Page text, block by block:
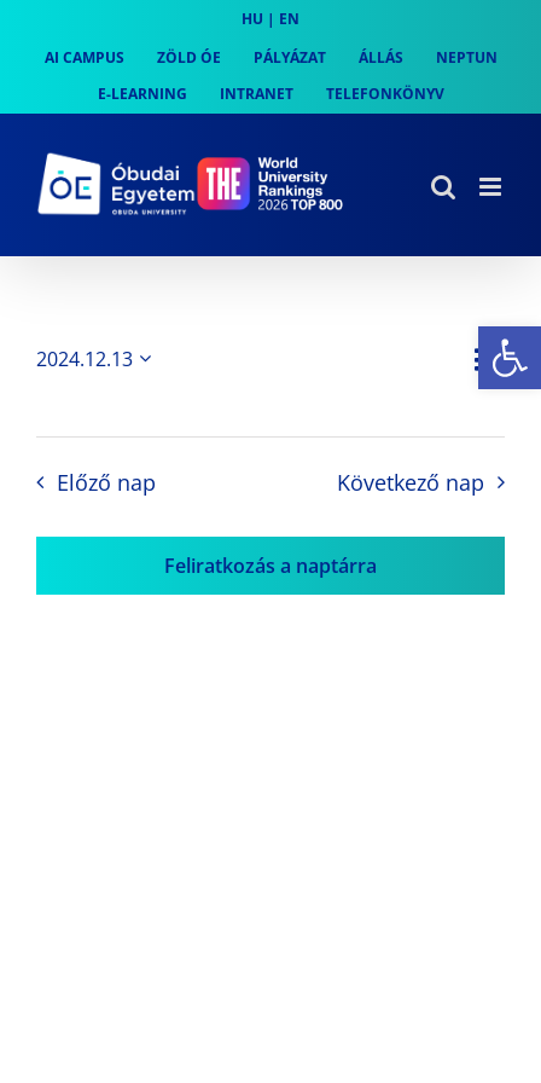
content
HU | EN
AI CAMPUS
ZÖLD ÓE PÁLYÁZAT ÁLLÁS
NEPTUN
E-LEARNING
INTRANET TELEFONKÖNYV
Nap
2024.12.13
Előző nap Következő nap
Feliratkozás a naptárra